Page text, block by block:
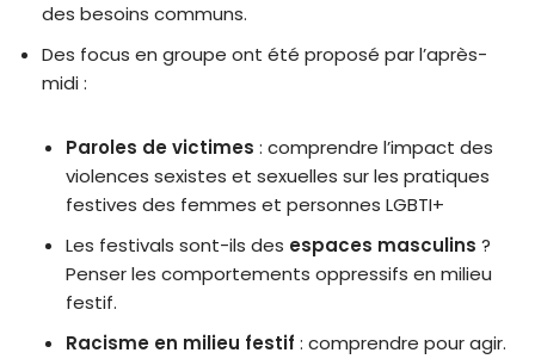
des besoins communs.
Des focus en groupe ont été proposé par l’après-
midi :
Paroles de victimes : comprendre l’impact des
violences sexistes et sexuelles sur les pratiques
festives des femmes et personnes LGBTI+
Les festivals sont-ils des espaces masculins ?
Penser les comportements oppressifs en milieu
festif.
Racisme en milieu festif : comprendre pour agir.